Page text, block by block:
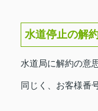
水道停止の解
水道局に解約の意
同じく、お客様番